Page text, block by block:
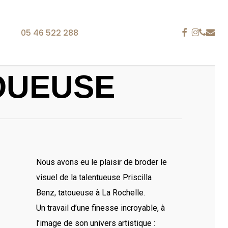
ACCESSOIRES
25 ans
tablier ou encore le sac, les supports textiles sont
nous satisfaisons vos besoins en communication
05 46 522 288 FACEBOOK
PHONE
EMAIL
Nous avons eu le plaisir de broder le
visuel de la talentueuse Priscilla
Benz, tatoueuse à La Rochelle.
Un travail d’une finesse incroyable, à
l’image de son univers artistique :